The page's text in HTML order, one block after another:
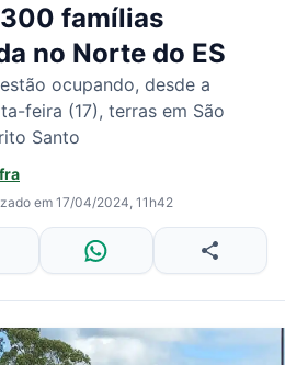
famílias
no Norte do ES
ocupando, desde a
feira (17), terras em São
Santo
em 17/04/2024, 11h42